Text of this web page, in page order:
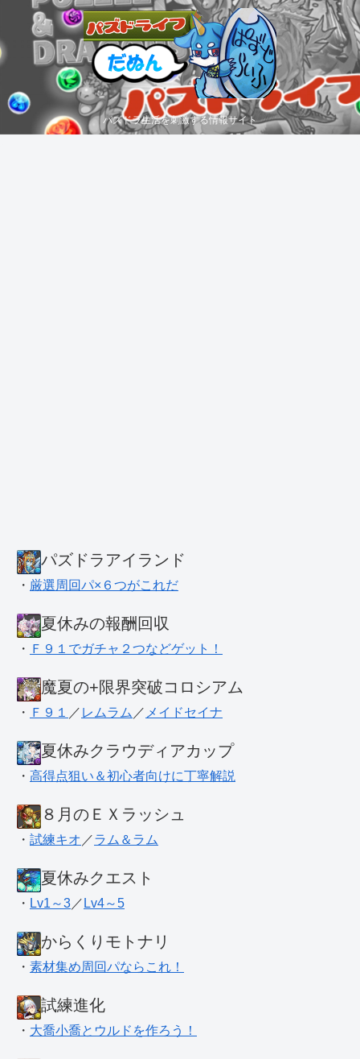
パズドラ生活を刺激する情報サイト
パズドラアイランド
・ 厳選周回パ×６つがこれだ
夏休みの報酬回収
・ Ｆ９１でガチャ２つなどゲット！
魔夏の+限界突破コロシアム
・ Ｆ９１ ／ レムラム ／ メイドセイナ
夏休みクラウディアカップ
・ 高得点狙い＆初心者向けに丁寧解説
８月のＥＸラッシュ
・ 試練キオ ／ラム＆ラム
夏休みクエスト
・ Lv1～3 ／ Lv4～5
からくりモトナリ
・ 素材集め周回パならこれ！
試練進化
・ 大喬小喬とウルドを作ろう！